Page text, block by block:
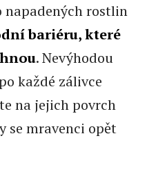
napadených rostlin
bariéru, které
. Nevýhodou
každé zálivce
na jejich povrch
se mravenci opět